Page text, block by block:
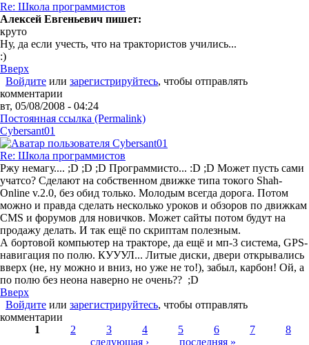
Re: Школа программистов
Алексей Евгеньевич пишет:
круто
Ну, да если учесть, что на трактористов учились...
:)
Вверх
Войдите или зарегистрируйтесь, чтобы отправлять
комментарии
вт, 05/08/2008 - 04:24
Постоянная ссылка (Permalink)
Cybersant01
Re: Школа программистов
Ржу немагу.... ;D ;D ;D Программисто... :D ;D Может пусть сами
учатсо? Сделают на собственном движке типа токого Shah-
Online v.2.0, без обид только. Молодым всегда дорога. Потом
можно и правда сделать несколько уроков и обзоров по движкам
CMS и форумов для новичков. Может сайты потом будут на
продажу делать. И так ещё по скриптам полезным.
А бортовой компьютер на тракторе, да ещё и мп-3 система, GPS-
навигация по полю. КУУУЛ... Литые диски, двери открывались
вверх (не, ну можно и вниз, но уже не то!), забыл, карбон! Ой, а
по полю без неона наверно не очень?? ;D
Вверх
Войдите или зарегистрируйтесь, чтобы отправлять
комментарии
Страницы
1 2 3 4 5 6 7
8
следующая ›
последняя »